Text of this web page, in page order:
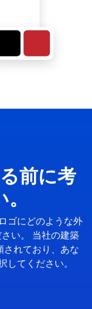
前に考
ゴにどのような外
い。 当社の建築
されており、あな
してください。